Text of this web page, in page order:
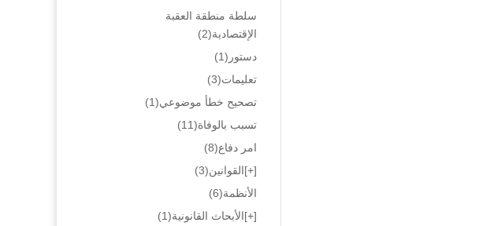
سلطة منطقة العقبة
الإقتصادية(2)
دستور (1)
تعليمات(3)
تصحيح خطأ موضوعي(1)
تسبب بالوفاة(11)
امر دفاع(8)
[+]القوانين(3)
الأنظمة(6)
[+]الأبحاث القانونية(1)